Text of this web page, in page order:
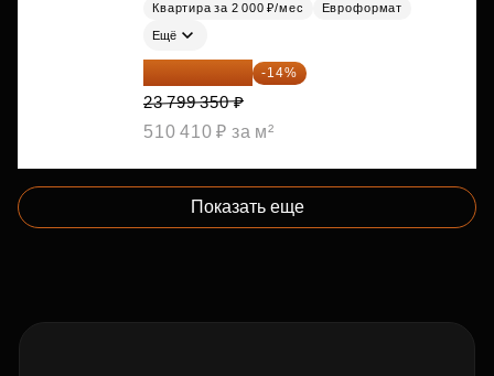
Квартира за 2 000 ₽/мес
Евроформат
Ещё
20 467 441 ₽ -14%
23 799 350 ₽
510 410 ₽ за м²
Показать еще